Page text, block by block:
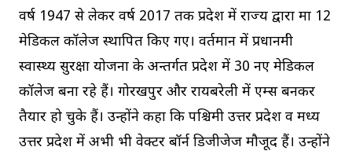
वर्ष 1947 से लेकर वर्ष 2017 तक प्रदेश में राज्य द्वारा मात्र 12
मेडिकल कॉलेज स्थापित किए गए। वर्तमान में प्रधानमंत्री
स्वास्थ्य सुरक्षा योजना के अन्तर्गत प्रदेश में 30 नए मेडिकल
कॉलेज बना रहे हैं। गोरखपुर और रायबरेली में एम्स बनकर
तैयार हो चुके हैं। उन्होंने कहा कि पश्चिमी उत्तर प्रदेश व मध्य
उत्तर प्रदेश में अभी भी वेक्टर बॉर्न डिजीजेज मौजूद हैं। उन्होंने